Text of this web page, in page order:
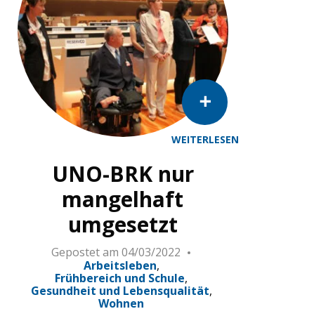
WEITERLESEN
UNO-BRK nur
mangelhaft
umgesetzt
Gepostet am 04/03/2022
Arbeitsleben
Frühbereich und Schule
Gesundheit und Lebensqualität
Wohnen